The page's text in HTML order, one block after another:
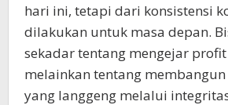
hari ini, tetapi dari konsistensi
dilakukan untuk masa depan.
sekadar tentang mengejar profit
melainkan tentang
yang langgeng melalui